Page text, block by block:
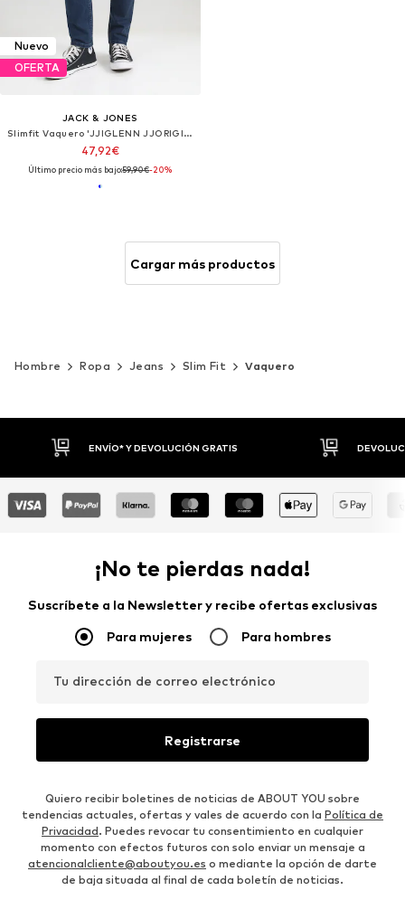
Nuevo
OFERTA
JACK & JONES
Slimfit Vaquero 'JJIGLENN JJORIGINAL'
47,92€
Último precio más bajo:59,90€-20%
Cargar más productos
Hombre Ropa Jeans Slim Fit Vaquero
DEVOLUCIONES HASTA 30 DÍAS
¡No te pierdas nada!
Suscríbete a la Newsletter y recibe ofertas exclusivas
Para mujeres Para hombres
Tu dirección de correo electrónico
Registrarse
Quiero recibir boletines de noticias de ABOUT YOU sobre
tendencias actuales, ofertas y vales de acuerdo con la Política de
Privacidad. Puedes revocar tu consentimiento en cualquier
momento con efectos futuros con solo enviar un mensaje a
atencionalcliente@aboutyou.es o mediante la opción de darte
de baja situada al final de cada boletín de noticias.